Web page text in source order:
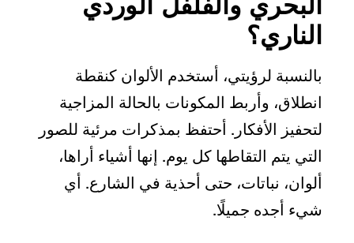
الناري؟
بالنسبة لرؤيتي، أستخدم الألوان كنقطة
انطلاق، وأربط المكونات بالحالة المزاجية
لتحفيز الأفكار. أحتفظ بمذكرات مرئية للصور
التي يتم التقاطها كل يوم. إنها أشياء أراها،
ألوان، نباتات، حتى أحذية في الشارع. أي
شيء أجده جميلًا.